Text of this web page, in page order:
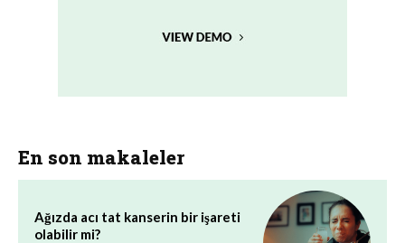
En son makaleler
Ağızda acı tat kanserin bir işareti
olabilir mi?